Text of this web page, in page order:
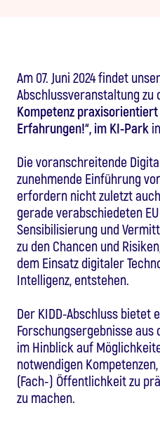
Am 07. Juni 2024 findet
Abschlussveranstaltung zu
Kompetenz praxisorientiert
Erfahrungen!“, im KI-Park
Die voranschreitende
zunehmende Einführung
erfordern nicht zuletzt
gerade verabschiedeten
Sensibilisierung und
zu den Chancen und
dem Einsatz digitaler
Intelligenz, entstehen.
Der KIDD-Abschluss bietet
Forschungsergebnisse aus
im Hinblick auf
notwendigen
(Fach-) Öffentlichkeit zu
zu machen.